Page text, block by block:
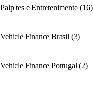
Palpites e Entretenimento (16)
Vehicle Finance Brasil (3)
Vehicle Finance Portugal (2)